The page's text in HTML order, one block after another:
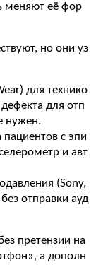
меняют её фор
но они уз
для технико
для отп
нужен.
с эпи
и авт
(Sony,
отправки ауд
претензии на
а дополн